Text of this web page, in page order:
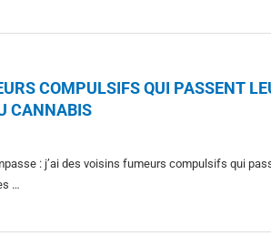
COMPULSIFS QUI PASSENT
CANNABIS
: j’ai des voisins fumeurs compulsifs qui
…